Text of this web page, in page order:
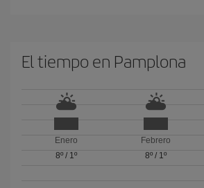
El tiempo en Pamplona
Enero
8º/ 1º
Febrero
8º/ 1º